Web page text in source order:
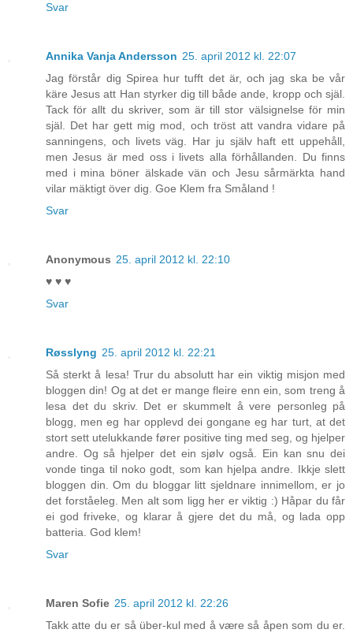
Svar
Annika Vanja Andersson 25. april 2012 kl. 22:07
Jag förstår dig Spirea hur tufft det är, och jag ska be vår
käre Jesus att Han styrker dig till både ande, kropp och själ.
Tack för allt du skriver, som är till stor välsignelse för min
själ. Det har gett mig mod, och tröst att vandra vidare på
sanningens, och livets väg. Har ju själv haft ett uppehåll,
men Jesus är med oss i livets alla förhållanden. Du finns
med i mina böner älskade vän och Jesu sårmärkta hand
vilar mäktigt över dig. Goe Klem fra Småland !
Svar
Anonymous 25. april 2012 kl. 22:10
♥ ♥ ♥
Svar
Røsslyng 25. april 2012 kl. 22:21
Så sterkt å lesa! Trur du absolutt har ein viktig misjon med
bloggen din! Og at det er mange fleire enn ein, som treng å
lesa det du skriv. Det er skummelt å vere personleg på
blogg, men eg har opplevd dei gongane eg har turt, at det
stort sett utelukkande fører positive ting med seg, og hjelper
andre. Og så hjelper det ein sjølv også. Ein kan snu dei
vonde tinga til noko godt, som kan hjelpa andre. Ikkje slett
bloggen din. Om du bloggar litt sjeldnare innimellom, er jo
det forståeleg. Men alt som ligg her er viktig :) Håpar du får
ei god friveke, og klarar å gjere det du må, og lada opp
batteria. God klem!
Svar
Maren Sofie 25. april 2012 kl. 22:26
Takk atte du er så über-kul med å være så åpen som du er.